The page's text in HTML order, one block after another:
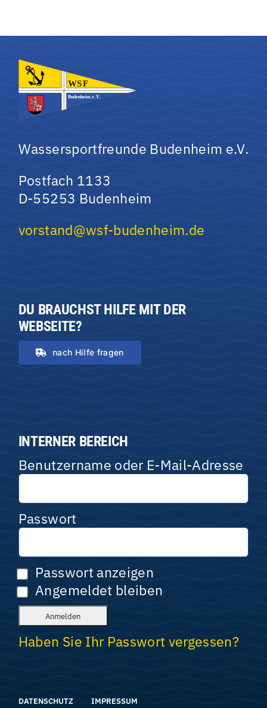
Wassersportfreunde Budenheim e.V.
Postfach 1133
D-55253 Budenheim
vorstand@wsf-budenheim.de
DU BRAUCHST HILFE MIT DER
WEBSEITE?
nach Hilfe fragen
DATENSCHUTZ IMPRESSUM
INTERNER BEREICH
Benutzername oder E-Mail-Adresse
Passwort
Passwort anzeigen
Angemeldet bleiben
Haben Sie Ihr Passwort vergessen?